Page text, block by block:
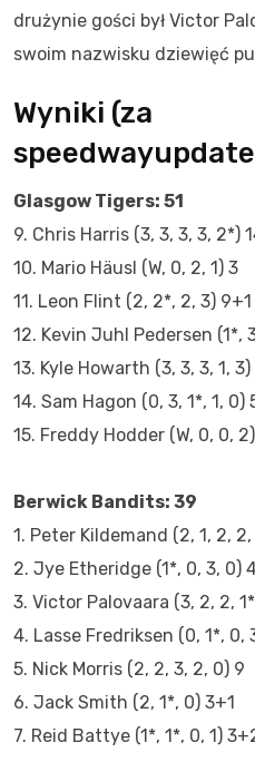
drużynie gości był Victor
swoim nazwisku dziewięć
Wyniki (za
Glasgow Tigers: 51
9. Chris Harris (3, 3, 3, 3, 2*)
10. Mario Häusl (W, 0, 2, 1) 3
11. Leon Flint (2, 2*, 2, 3) 9+1
12. Kevin Juhl Pedersen (1*,
13. Kyle Howarth (3, 3, 3, 1, 3)
14. Sam Hagon (0, 3, 1*, 1, 0)
15. Freddy Hodder (W, 0, 0,
Berwick Bandits: 39
1. Peter Kildemand (2, 1, 2,
2. Jye Etheridge (1*, 0, 3, 0)
3. Victor Palovaara (3, 2, 2,
4. Lasse Fredriksen (0, 1*, 0,
5. Nick Morris (2, 2, 3, 2, 0) 9
6. Jack Smith (2, 1*, 0) 3+1
7. Reid Battye (1*, 1*, 0, 1)